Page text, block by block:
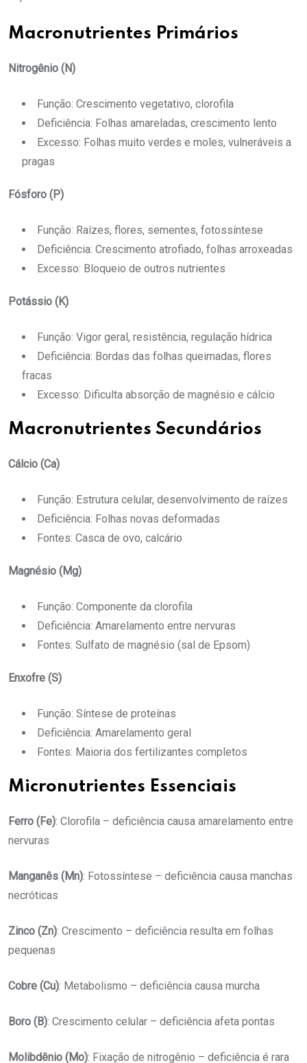
Macronutrientes Primários
Nitrogênio (N)
Função: Crescimento vegetativo, clorofila
Deficiência: Folhas amareladas, crescimento lento
Excesso: Folhas muito verdes e moles, vulneráveis a
pragas
Fósforo (P)
Função: Raízes, flores, sementes, fotossíntese
Deficiência: Crescimento atrofiado, folhas arroxeadas
Excesso: Bloqueio de outros nutrientes
Potássio (K)
Função: Vigor geral, resistência, regulação hídrica
Deficiência: Bordas das folhas queimadas, flores
fracas
Excesso: Dificulta absorção de magnésio e cálcio
Macronutrientes Secundários
Cálcio (Ca)
Função: Estrutura celular, desenvolvimento de raízes
Deficiência: Folhas novas deformadas
Fontes: Casca de ovo, calcário
Magnésio (Mg)
Função: Componente da clorofila
Deficiência: Amarelamento entre nervuras
Fontes: Sulfato de magnésio (sal de Epsom)
Enxofre (S)
Função: Síntese de proteínas
Deficiência: Amarelamento geral
Fontes: Maioria dos fertilizantes completos
Micronutrientes Essenciais
Ferro (Fe): Clorofila – deficiência causa amarelamento entre
nervuras
Manganês (Mn): Fotossíntese – deficiência causa manchas
necróticas
Zinco (Zn): Crescimento – deficiência resulta em folhas
pequenas
Cobre (Cu): Metabolismo – deficiência causa murcha
Boro (B): Crescimento celular – deficiência afeta pontas
Molibdênio (Mo): Fixação de nitrogênio – deficiência é rara